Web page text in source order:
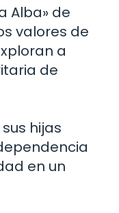
Alba» de
valores de
a
de
hijas
en un